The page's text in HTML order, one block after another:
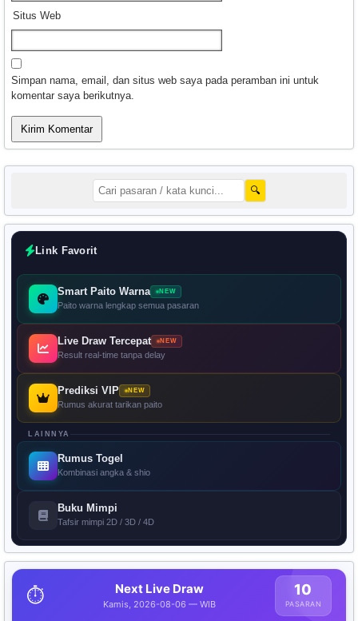
Situs Web
Simpan nama, email, dan situs web saya pada peramban ini untuk
komentar saya berikutnya.
🔍
Link Favorit
Smart Paito Warna NEW
Paito warna lengkap semua pasaran
Live Draw Tercepat NEW
Result real-time tanpa delay
Prediksi VIP NEW
Rumus akurat tarikan paito
LAINNYA
Rumus Togel
Kombinasi angka & shio
Buku Mimpi
Tafsir mimpi 2D / 3D / 4D
⏱️ Next Live Draw
Kamis, 2026-08-06 — WIB
10
PASARAN